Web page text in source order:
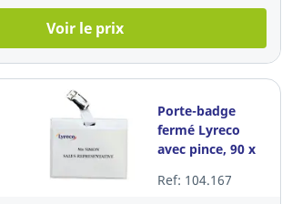
Voir le prix
Porte-badge
fermé Lyreco
avec pince, 90 x
paquet de 30
Ref: 104.167